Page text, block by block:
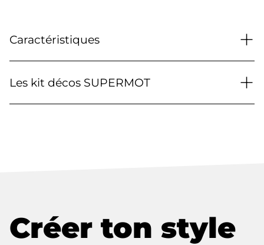
Caractéristiques +
Les kit décos SUPERMOT +
Créer ton style